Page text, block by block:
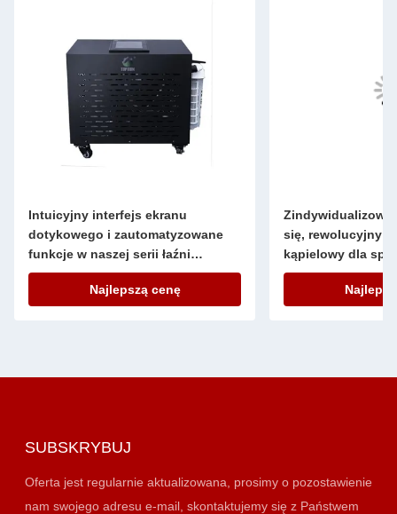
Intuicyjny interfejs ekranu
dotykowego i zautomatyzowane
funkcje w naszej serii łaźni
lodowych dla łatwej obsługi
Najlepszą cenę
się, rewolucyjny
kąpielowy dla
SUBSKRYBUJ
Oferta jest regularnie aktualizowana, prosimy o pozostawienie
nam swojego adresu e-mail, skontaktujemy się z Państwem